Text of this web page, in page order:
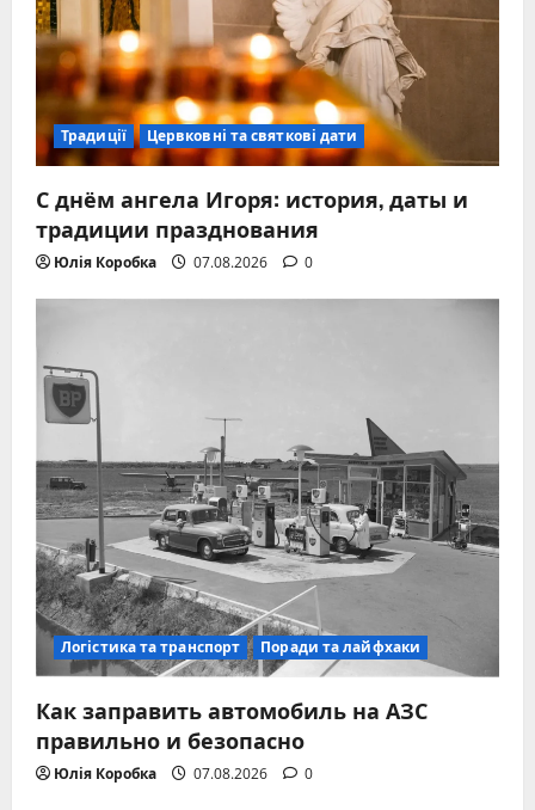
Традиції Цервковні та святкові дати
С днём ангела Игоря: история, даты и
традиции празднования
Юлія Коробка 07.08.2026 0
Логістика та транспорт Поради та лайфхаки
Как заправить автомобиль на АЗС
правильно и безопасно
Юлія Коробка 07.08.2026 0